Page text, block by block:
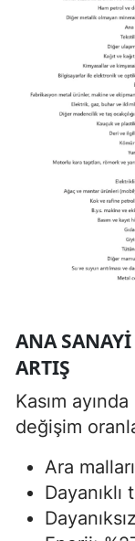
ANA
ARTIŞ
Kasım
değişim
Ara